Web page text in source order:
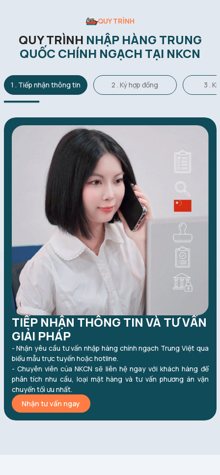
QUY TRÌNH
QUY TRÌNH NHẬP HÀNG TRUNG
QUỐC CHÍNH NGẠCH TẠI NKCN
1 . Tiếp nhận thông tin 2 . Ký hợp đồng 3 .
TIẾP NHẬN THÔNG TIN VÀ TƯ VẤN
GIẢI PHÁP
- Nhận yêu cầu tư vấn nhập hàng chính ngạch Trung Việt qua
biểu mẫu trực tuyến hoặc hotline.
- Chuyên viên của NKCN sẽ liên hệ ngay với khách hàng để
phân tích nhu cầu, loại mặt hàng và tư vấn phương án vận
chuyển tối ưu nhất.
Nhận tư vấn ngay